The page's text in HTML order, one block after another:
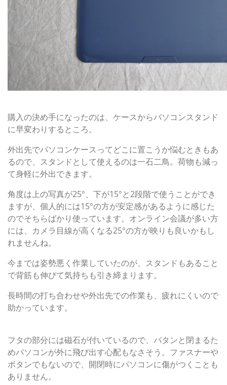
購入の決め手になったのは、ケースからパソコンスタンド
に早変わりするところ。
外出先でパソコンケースってどこに置こうか悩むときもあ
るので、スタンドとして使えるのは一石二鳥。荷物も減っ
て身軽に外出できます。
角度は上の写真が25°、下が15°と2段階で使うことができ
ますが、個人的には15°の方が安定感があるように感じた
のでそちらばかり使っています。オンライン会議が多い方
には、カメラ目線が高くなる25°の方が映りも良いかもし
れませんね。
今までは姿勢悪く作業していたのが、スタンドもあること
で背筋も伸びて気持ちも引き締まります。
長時間の打ち合わせや外出先での作業も、疲れにくいので
助かっています。
フタの部分には磁石が付いているので、パタンと閉まるた
めパソコンが外に飛び出す心配もなさそう。ファスナーや
ボタンでもないので、開閉時にパソコンに傷がつくことも
ありません。